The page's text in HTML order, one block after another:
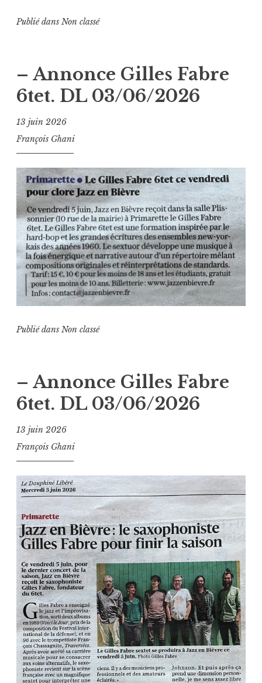
Publié dans Non classé
– Annonce Gilles Fabre
6tet. DL 03/06/2026
13 juin 2026
François Ghani
Publié dans Non classé
– Annonce Gilles Fabre
6tet. DL 03/06/2026
13 juin 2026
François Ghani